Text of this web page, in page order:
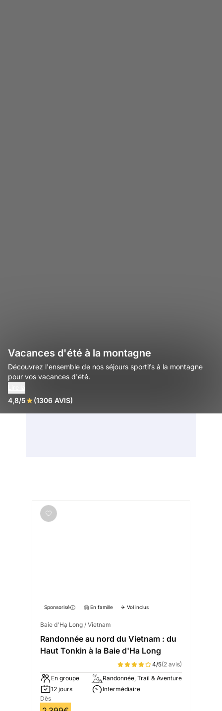
Vacances d'été à la montagne
Découvrez l'ensemble de nos séjours sportifs à la montagne
pour vos vacances d'été.
4,8/5 (1306 AVIS)
Sponsorisé 🤗 En famille ✈️ Vol inclus
Baie d'Hạ Long / Vietnam
Randonnée au nord du Vietnam : du
Haut Tonkin à la Baie d'Ha Long
4/5(2 avis)
En groupe
12 jours
Randonnée, Trail & Aventure
Intermédiaire
Dès